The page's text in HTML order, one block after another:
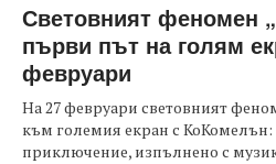
Световният феномен
първи път на голям
февруари
На 27 февруари световният
към големия екран с
приключение, изпълнено с